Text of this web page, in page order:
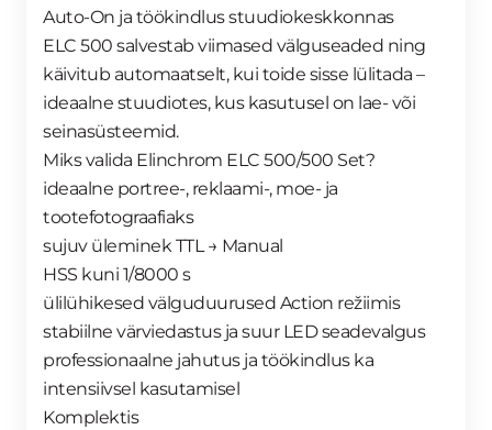
Auto-On ja töökindlus stuudiokeskkonnas
ELC 500 salvestab viimased välguseaded ning
käivitub automaatselt, kui toide sisse lülitada –
ideaalne stuudiotes, kus kasutusel on lae- või
seinasüsteemid.
Miks valida Elinchrom ELC 500/500 Set?
ideaalne portree-, reklaami-, moe- ja
tootefotograafiaks
sujuv üleminek TTL → Manual
HSS kuni 1/8000 s
ülilühikesed välguduurused Action režiimis
stabiilne värviedastus ja suur LED seadevalgus
professionaalne jahutus ja töökindlus ka
intensiivsel kasutamisel
Komplektis